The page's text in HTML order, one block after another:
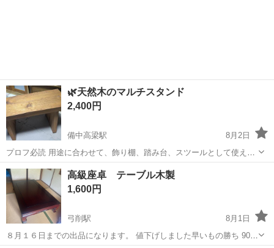
🌿‬天然木のマルチスタンド
2,400円
備中高梁駅
8月2日
プロフ必読 用途に合わせて、飾り棚、踏み台、スツールとして使えま
す。 天然木ならではの、木目や風合いの違いを楽しむことができま
す。 購入時は結構な値段しました。
岡山 加賀郡 備中高梁駅 テーブル
高級座卓 テーブル木製
1,600円
弓削駅
8月1日
８月１６日までの出品になります。 値下げしました早いもの勝ち 90セ